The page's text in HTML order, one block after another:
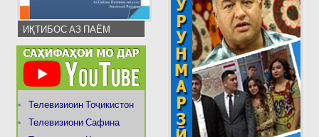
ИҚТИБОС АЗ ПАЁМ
Телевизиоин Тоҷикистон
Телевизиони Сафина